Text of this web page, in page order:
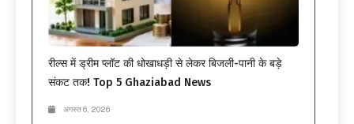
रील्स में ड्रीम प्लॉट की धोखाधड़ी से लेकर बिजली-पानी के बड़े
संकट तक! Top 5 Ghaziabad News
अगस्त 6, 2026